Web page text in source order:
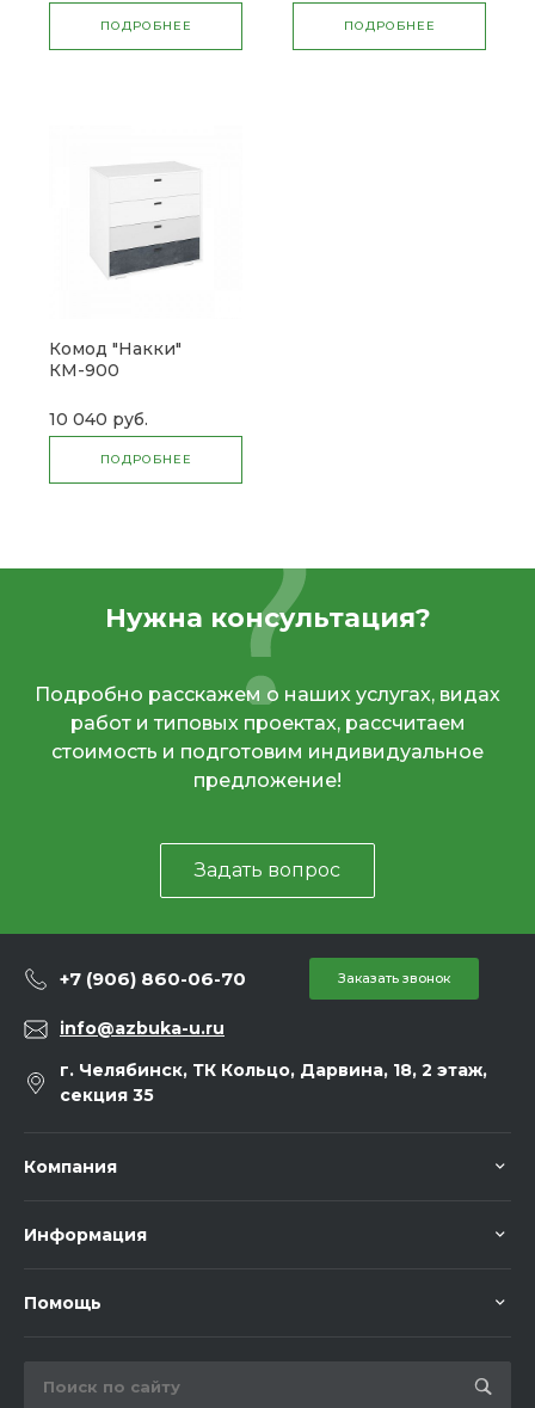
ПОДРОБНЕЕ ПОДРОБНЕЕ
Комод "Накки"
КМ-900
10 040 руб.
ПОДРОБНЕЕ
Нужна консультация?
Подробно расскажем о наших услугах, видах
работ и типовых проектах, рассчитаем
стоимость и подготовим индивидуальное
предложение!
Задать вопрос
+7 (906) 860-06-70 Заказать звонок
info@azbuka-u.ru
г. Челябинск, ТК Кольцо, Дарвина, 18, 2 этаж,
секция 35
Компания
Информация
Помощь